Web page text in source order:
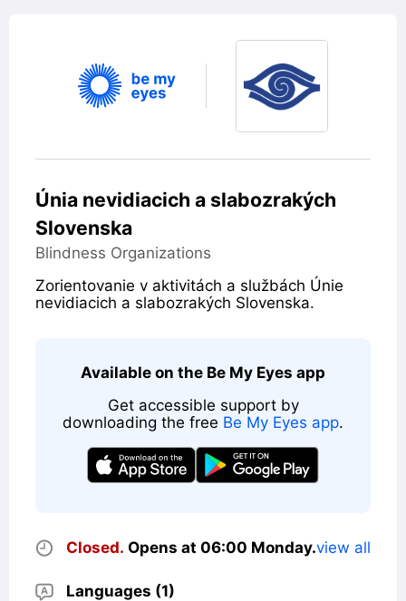
Únia nevidiacich a slabozrakých
Slovenska
Category
Blindness Organizations
Summary
Zorientovanie v aktivitách a službách Únie
nevidiacich a slabozrakých Slovenska.
Available on the Be My Eyes app
Get accessible support by
downloading the free Be My Eyes app.
Opening
Closed. Opens at 06:00 Monday.view all
Languages (1)